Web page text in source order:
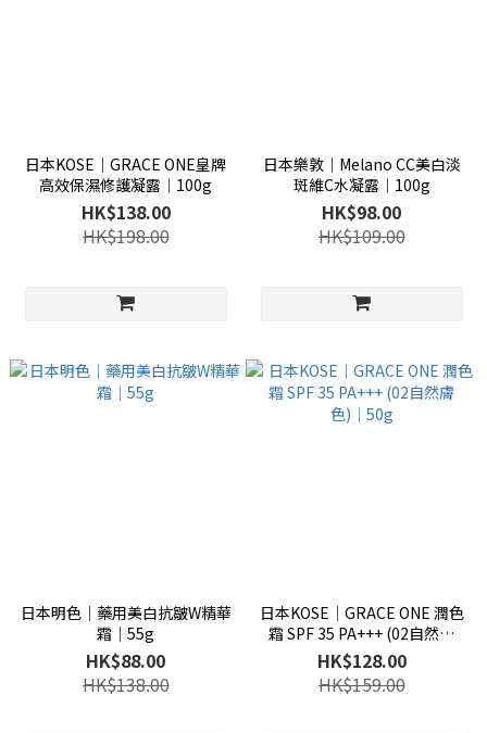
日本KOSE│GRACE ONE皇牌
高效保濕修護凝露│100g
HK$138.00
HK$198.00
日本樂敦│Melano CC美白淡
斑維C水凝露│100g
HK$98.00
HK$109.00
日本明色│藥用美白抗皺W精華
霜│55g
HK$88.00
HK$138.00
日本KOSE│GRACE ONE 潤色
霜 SPF 35 PA+++ (02自然膚
色)│50g
HK$128.00
HK$159.00